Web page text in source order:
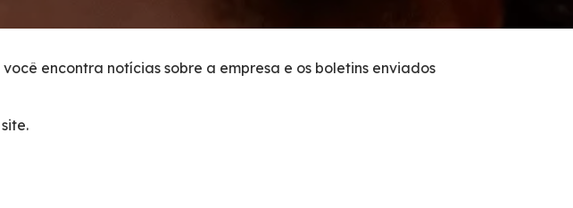
encontra notícias sobre a empresa e os boletins enviados